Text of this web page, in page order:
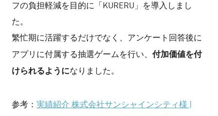
フの負担軽減を目的に「KURERU」を導入しまし
た。
繁忙期に活躍するだけでなく、アンケート回答後に
アプリに付属する抽選ゲームを行い、付加価値を付
けられるようになりました。
参考： 実績紹介 株式会社サンシャインシティ様 |